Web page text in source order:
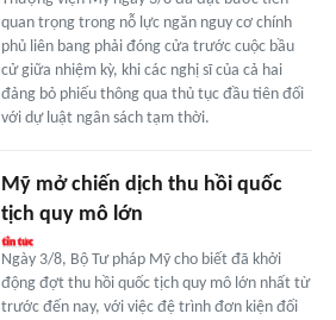
quan trọng trong nỗ lực ngăn nguy cơ chính
phủ liên bang phải đóng cửa trước cuộc bầu
cử giữa nhiệm kỳ, khi các nghị sĩ của cả hai
đảng bỏ phiếu thông qua thủ tục đầu tiên đối
với dự luật ngân sách tạm thời.
Mỹ mở chiến dịch thu hồi quốc
tịch quy mô lớn
Ngày 3/8, Bộ Tư pháp Mỹ cho biết đã khởi
động đợt thu hồi quốc tịch quy mô lớn nhất từ
trước đến nay, với việc đệ trình đơn kiện đối